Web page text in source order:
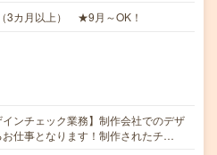
3カ月以上） ★9月～OK！
インチェック業務】制作会社でのデザ
お仕事となります！制作されたチ…